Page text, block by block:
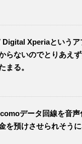
Digital Xperiaというア
らないのでとりあえ
まる。
データ回線を音
を預けさせられそう